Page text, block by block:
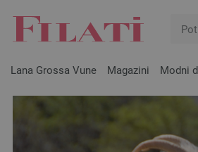
Lana Grossa Vune Magazini Modni